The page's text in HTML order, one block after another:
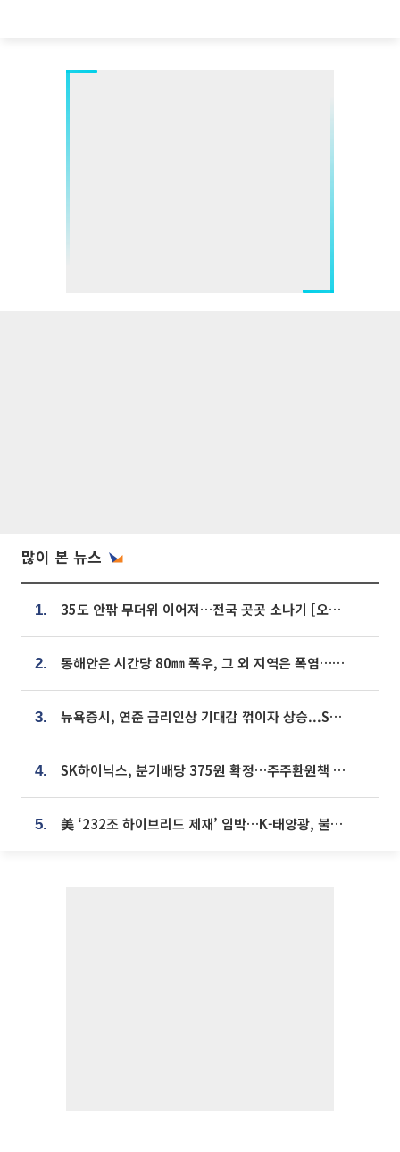
많이 본 뉴스
1. 35도 안팎 무더위 이어져…전국 곳곳 소나기 [오늘 날씨]
2. 동해안은 시간당 80㎜ 폭우, 그 외 지역은 폭염…‘극과 극 날씨’
3. 뉴욕증시, 연준 금리인상 기대감 꺾이자 상승...S&P500 사상 최고치 [종합]
4. SK하이닉스, 분기배당 375원 확정…주주환원책 9월로 앞당겨 발표
5. 美 ‘232조 하이브리드 제재’ 임박…K-태양광, 불확실성 털고 날개 다나